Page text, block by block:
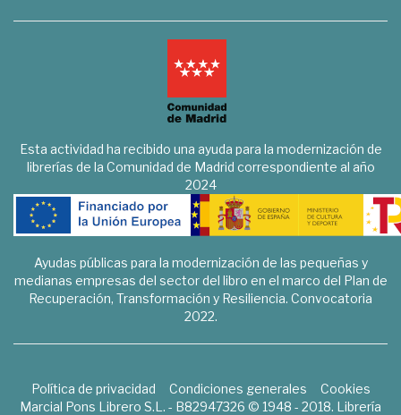
Esta actividad ha recibido una ayuda para la modernización de
librerías de la Comunidad de Madrid correspondiente al año
2024
Ayudas públicas para la modernización de las pequeñas y
medianas empresas del sector del libro en el marco del Plan de
Recuperación, Transformación y Resiliencia. Convocatoria
2022.
Política de privacidad Condiciones generales
Cookies
Marcial Pons Librero S.L. - B82947326 © 1948 - 2018. Librería